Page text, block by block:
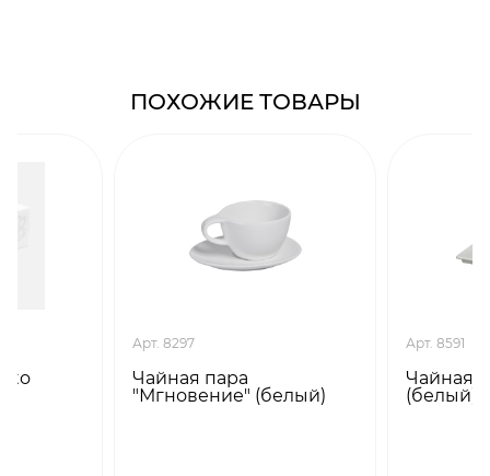
ПОХОЖИЕ ТОВАРЫ
Арт. 8297
Чайная пара
"Мгновение" (белый)
Арт. 8591
Чайная
(белый)